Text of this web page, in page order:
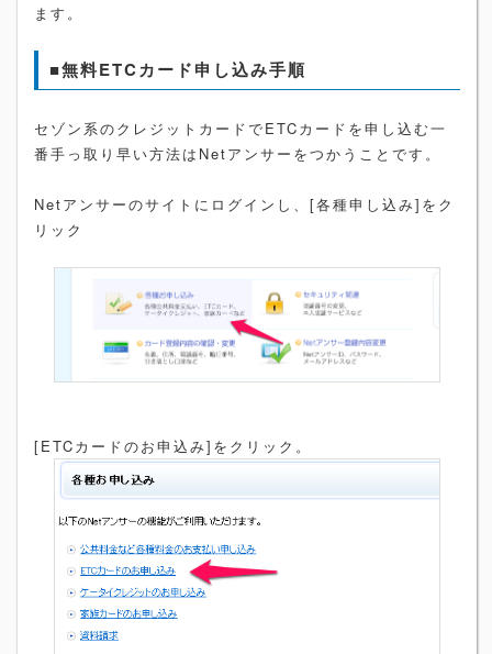
ます。
■無料ETCカード申し込み手順
セゾン系のクレジットカードでETCカードを申し込む一
番手っ取り早い方法はNetアンサーをつかうことです。
Netアンサーのサイトにログインし、[各種申し込み]をク
リック
[ETCカードのお申込み]をクリック。